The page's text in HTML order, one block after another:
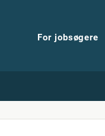
For jobsøgere